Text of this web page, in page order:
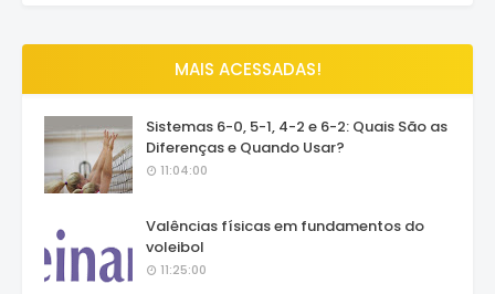
MAIS ACESSADAS!
Sistemas 6-0, 5-1, 4-2 e 6-2: Quais São as
Diferenças e Quando Usar?
11:04:00
Valências físicas em fundamentos do
voleibol
11:25:00